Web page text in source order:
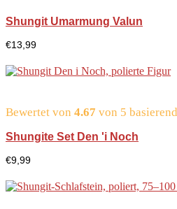
Shungit Umarmung Valun
€13,99
Bewertet von 4.67 von 5
Shungite Set Den 'i Noch
€9,99